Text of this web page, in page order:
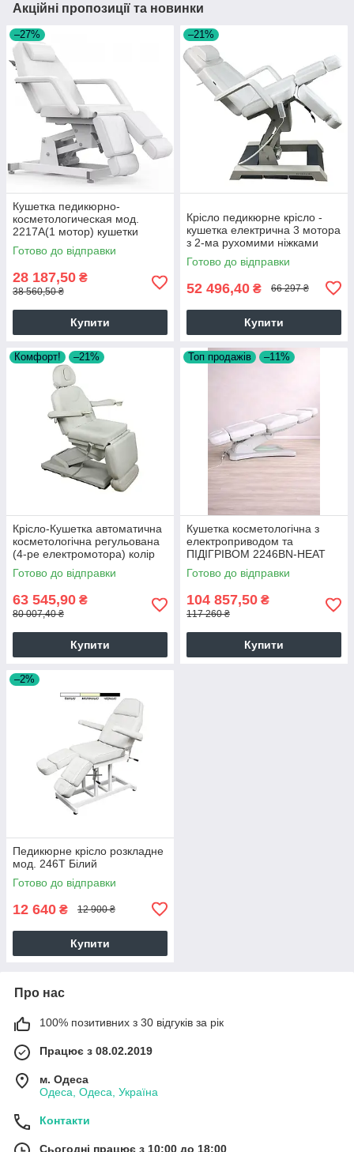
Акційні пропозиції та новинки
–27%
Кушетка педикюрно-
косметологическая мод.
2217А(1 мотор) кушетки
кресла для педикюра
Готово до відправки
28 187,50 ₴
38 560,50 ₴
Купити
–21%
Крісло педикюрне крісло -
кушетка електрична 3 мотора
з 2-ма рухомими ніжками
колір білий
Готово до відправки
52 496,40 ₴ 66 297 ₴
Купити
Комфорт! –21%
Крісло-Кушетка автоматична
косметологічна регульована
(4-ре електромотора) колір
білий
Готово до відправки
63 545,90 ₴
80 007,40 ₴
Купити
Топ продажів –11%
Кушетка косметологічна з
електроприводом та
ПІДІГРІВОМ 2246BN-HEAT
електричне масажне крісло
косметолога (4 мотори)
Готово до відправки
104 857,50 ₴
117 260 ₴
Купити
–2%
Педикюрне крісло розкладне
мод. 246T Білий
Готово до відправки
12 640 ₴ 12 900 ₴
Купити
Про нас
100% позитивних з 30 відгуків за рік
Працює з 08.02.2019
м. Одеса
Одеса, Одеса, Україна
Контакти
Сьогодні працює з 10:00 до 18:00